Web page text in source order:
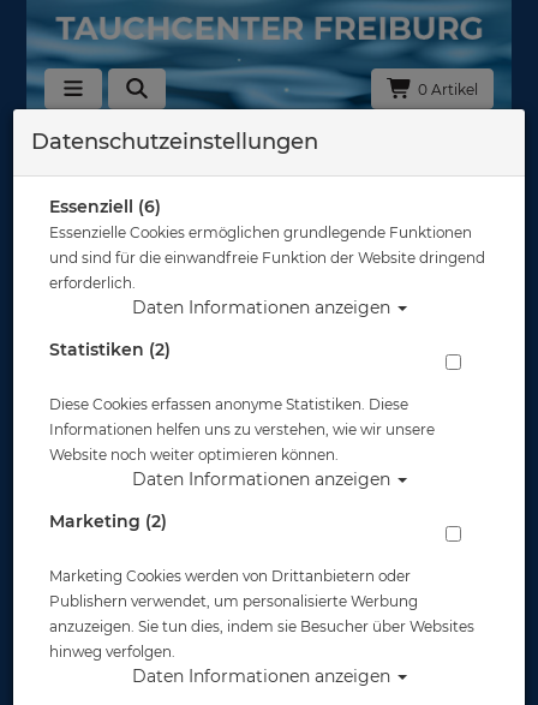
0 Artikel
Datenschutzeinstellungen
Essenziell (6)
Essenzielle Cookies ermöglichen grundlegende Funktionen
und sind für die einwandfreie Funktion der Website dringend
erforderlich.
Daten Informationen anzeigen
Statistiken (2)
Diese Cookies erfassen anonyme Statistiken. Diese
Informationen helfen uns zu verstehen, wie wir unsere
Website noch weiter optimieren können.
Daten Informationen anzeigen
Marketing (2)
Marketing Cookies werden von Drittanbietern oder
Publishern verwendet, um personalisierte Werbung
anzuzeigen. Sie tun dies, indem sie Besucher über Websites
hinweg verfolgen.
Daten Informationen anzeigen